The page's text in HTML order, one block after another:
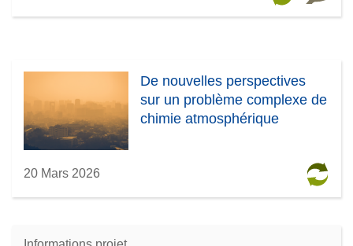
De nouvelles perspectives
sur un problème complexe de
chimie atmosphérique
20 Mars 2026